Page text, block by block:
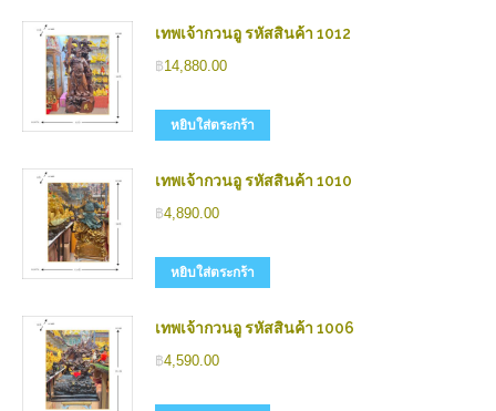
เทพเจ้ากวนอู รหัสสินค้า 1012
฿14,880.00
หยิบใส่ตระกร้า
เทพเจ้ากวนอู รหัสสินค้า 1010
฿4,890.00
หยิบใส่ตระกร้า
เทพเจ้ากวนอู รหัสสินค้า 1006
฿4,590.00